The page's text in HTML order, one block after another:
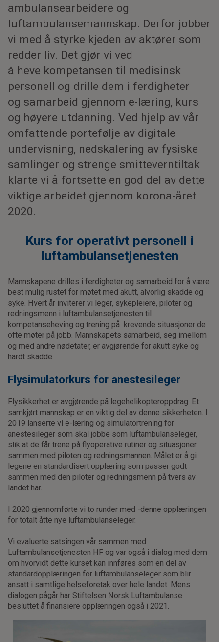
ambulansearbeidere og
luftambulansemannskap. Derfor jobber
vi med å styrke kjeden av aktører som
redder liv. Det gjør vi ved
å heve kompetansen til medisinsk
personell og drille dem i ferdigheter
og samarbeid gjennom e-læring, kurs
og høyere utdanning. Ved hjelp av vår
omfattende portefølje av digitale
undervisning, nedskalering av fysiske
samlinger og strenge smitteverntiltak
klarte vi å fortsette en god del av dette
viktige arbeidet gjennom korona-året
2020.
Kurs for operativt personell i
luftambulansetjenesten
Mannskapene drilles i ferdigheter og samarbeid for å være
best mulig rustet for møtet med akutt, alvorlig skadde og
syke. Hvert år inviterer vi leger, sykepleiere, piloter og
redningsmenn i luftambulansetjenesten til
kompetanseheving og trening på krevende situasjoner de
ofte møter på jobb. Mannskapets samarbeid, seg imellom
og med andre nødetater, er avgjørende for akutt syke og
hardt skadde.
Flysimulatorkurs for anestesileger
Flysikkerhet er avgjørende på legehelikopteroppdrag. Et
samkjørt mannskap er en viktig del av denne sikkerheten. I
2019 lanserte vi e-læring og simulatortrening for
anestesileger som skal jobbe som luftambulanseleger,
slik at de får trene på flyoperative rutiner og situasjoner
sammen med piloten og redningsmannen. Målet er å gi
legene en standardisert opplæring som passer godt
sammen med den piloter og redningsmenn på tvers av
landet har.
I 2020 gjennomførte vi to runder med -denne opplæringen
for totalt åtte nye luftambulanseleger.
Vi evaluerte satsingen vår sammen med
Luftambulansetjenesten HF og var også i dialog med dem
om hvorvidt dette kurset kan innføres som en del av
standardopplæringen for luftambulanseleger som blir
ansatt i samtlige helseforetak over hele landet. Mens
dialogen pågår har Stiftelsen Norsk Luftambulanse
besluttet å finansiere opplæringen også i 2021.